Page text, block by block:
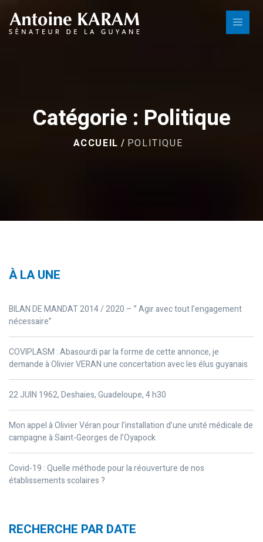
Catégorie : Politique
ACCUEIL POLITIQUE
À LA UNE
BILAN DE MANDAT 2014 / 2020 – ” Agir avec tout l’engagement
nécessaire”
COVIPLASM : Abasourdi par la forme de cette annonce, je
demande à Olivier VERAN une concertation avec les élus guyanais
22 JUIN 1962, Deshaies, Guadeloupe, 4 h30
Mon appel à Olivier Véran pour l’installation d’une unité médicale de
campagne à Saint-Georges de l’Oyapock
Covid-19 : Quelle méthode pour la réouverture de nos
établissements scolaires ?
RECHERCHE PAR DATE